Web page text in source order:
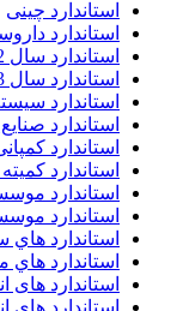
استاندارد چینی
استاندارد
استاندارد سال 2022
استاندارد سال 2023
استاندارد
استاندارد
استاندارد
استاندارد
استاندارد
استاندارد
استاندارد هاي
استاندارد
استاندارد
استاندارد های